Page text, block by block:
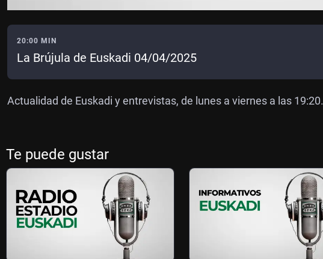
20:00 MIN
La Brújula de Euskadi 04/04/2025
Actualidad de Euskadi y entrevistas, de lunes a viernes a las 19:20.
Te puede gustar